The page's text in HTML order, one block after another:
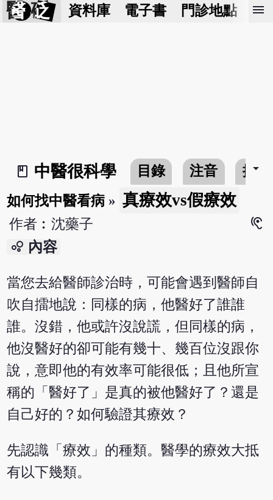
醫 砭 資料庫 電子書 門診地點 預
menu
book_2
中醫很科學 目錄 注音 搜尋
arrow_drop_down
如何找中醫看病 » 真療效vs假療效
作者︰沈藥子
hearing
bubble_chart 內容
當您去給醫師診治時，可能會遇到醫師自
吹自擂地說：同樣的病，他醫好了誰誰
誰。沒錯，他或許沒說謊，但同樣的病，
他沒醫好的卻可能有幾十、幾百位沒跟你
說，意即他的有效率可能很低；且他所宣
稱的「醫好了」是真的被他醫好了？還是
自己好的？如何驗證其療效？
先認識「療效」的種類。醫學的療效大抵
有以下幾類。